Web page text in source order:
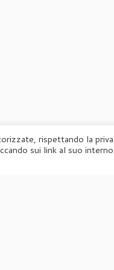
con il
rispettando la
sui link al suo